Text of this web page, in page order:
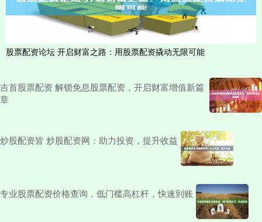
股票配资论坛 开启财富之路：用股票配资撬动无限可能
吉首股票配资 解锁免息股票配资，开启财富增值新篇
章
炒股配资皆 炒股配资网：助力投资，提升收益
专业股票配资价格查询，低门槛高杠杆，快速到账